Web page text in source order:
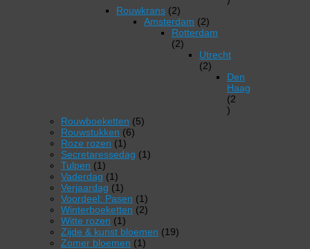
Rouwkrans 22
producten
Amsterdam 22
producten
Rotterdam
22
producten
Utrecht
22
producten
Den
Haag
2
2
Rouwboeketten 55
Rouwstukken 66
Roze rozen 11
product
Secretaressedag 11
Tulpen 11
product
Vaderdag 11
product
Verjaardag 11
product
Voordeel: Pasen 11
product
Winterboeketten 22
Witte rozen 11
product
Zijde & kunst bloemen 1919
Zomer bloemen 11